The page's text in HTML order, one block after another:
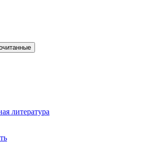
литература